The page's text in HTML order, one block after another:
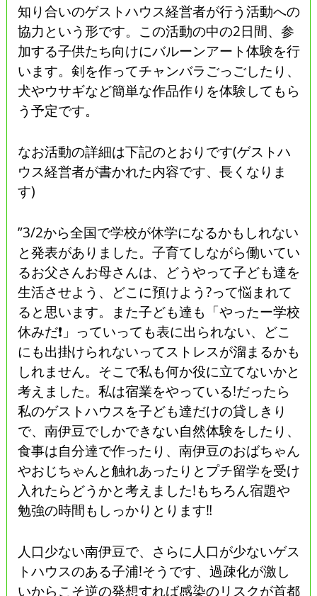
知り合いのゲストハウス経営者が行う活動への
協力という形です。この活動の中の2日間、参
加する子供たち向けにバルーンアート体験を行
います。剣を作ってチャンバラごっごしたり、
犬やウサギなど簡単な作品作りを体験してもら
う予定です。
なお活動の詳細は下記のとおりです(ゲストハ
ウス経営者が書かれた内容です、長くなりま
す)
”3/2から全国で学校が休学になるかもしれない
と発表がありました。子育てしながら働いてい
るお父さんお母さんは、どうやって子ども達を
生活させよう、どこに預けよう?って悩まれて
ると思います。また子ども達も「やったー学校
休みだ❗」っていっても表に出られない、どこ
にも出掛けられないってストレスが溜まるかも
しれません。そこで私も何か役に立てないかと
考えました。私は宿業をやっている!だったら
私のゲストハウスを子ども達だけの貸しきり
で、南伊豆でしかできない自然体験をしたり、
食事は自分達で作ったり、南伊豆のおばちゃん
やおじちゃんと触れあったりとプチ留学を受け
入れたらどうかと考えました!もちろん宿題や
勉強の時間もしっかりとります‼️
人口少ない南伊豆で、さらに人口が少ないゲス
トハウスのある子浦!そうです、過疎化が激し
いからこそ逆の発想すれば感染のリスクが首都